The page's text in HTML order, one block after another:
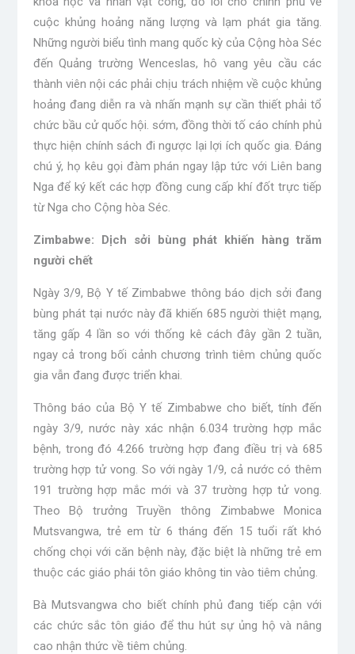
cuộc khủng hoảng năng lượng và lạm phát gia tăng.
Những người biểu tình mang quốc kỳ của Cộng hòa Séc
đến Quảng trường Wenceslas, hô vang yêu cầu các
thành viên nội các phải chịu trách nhiệm về cuộc khủng
hoảng đang diễn ra và nhấn mạnh sự cần thiết phải tổ
chức bầu cử quốc hội. sớm, đồng thời tố cáo chính phủ
thực hiện chính sách đi ngược lại lợi ích quốc gia. Đáng
chú ý, họ kêu gọi đàm phán ngay lập tức với Liên bang
Nga để ký kết các hợp đồng cung cấp khí đốt trực tiếp
từ Nga cho Cộng hòa Séc.
Zimbabwe: Dịch sởi bùng phát khiến hàng trăm
người chết
Ngày 3/9, Bộ Y tế Zimbabwe thông báo dịch sởi đang
bùng phát tại nước này đã khiến 685 người thiệt mạng,
tăng gấp 4 lần so với thống kê cách đây gần 2 tuần,
ngay cả trong bối cảnh chương trình tiêm chủng quốc
gia vẫn đang được triển khai.
Thông báo của Bộ Y tế Zimbabwe cho biết, tính đến
ngày 3/9, nước này xác nhận 6.034 trường hợp mắc
bệnh, trong đó 4.266 trường hợp đang điều trị và 685
trường hợp tử vong. So với ngày 1/9, cả nước có thêm
191 trường hợp mắc mới và 37 trường hợp tử vong.
Theo Bộ trưởng Truyền thông Zimbabwe Monica
Mutsvangwa, trẻ em từ 6 tháng đến 15 tuổi rất khó
chống chọi với căn bệnh này, đặc biệt là những trẻ em
thuộc các giáo phái tôn giáo không tin vào tiêm chủng.
Bà Mutsvangwa cho biết chính phủ đang tiếp cận với
các chức sắc tôn giáo để thu hút sự ủng hộ và nâng
cao nhận thức về tiêm chủng.